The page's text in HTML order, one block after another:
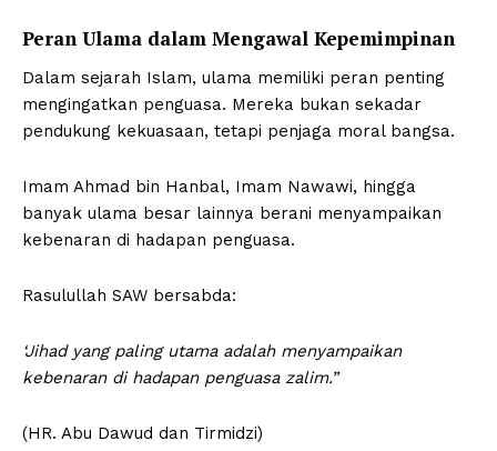
Peran Ulama dalam Mengawal Kepemimpinan
Dalam sejarah Islam, ulama memiliki peran penting
mengingatkan penguasa. Mereka bukan sekadar
pendukung kekuasaan, tetapi penjaga moral bangsa.
Imam Ahmad bin Hanbal, Imam Nawawi, hingga
banyak ulama besar lainnya berani menyampaikan
kebenaran di hadapan penguasa.
Rasulullah SAW bersabda:
‘Jihad yang paling utama adalah menyampaikan
kebenaran di hadapan penguasa zalim.”
(HR. Abu Dawud dan Tirmidzi)